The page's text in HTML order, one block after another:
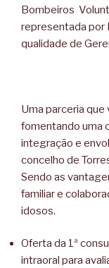
Bombeiros
representada por
qualidade de
Uma parceria que
fomentando uma
integração e
concelho de
Sendo as
familiar e
idosos.
Oferta da 1ª
intraoral para